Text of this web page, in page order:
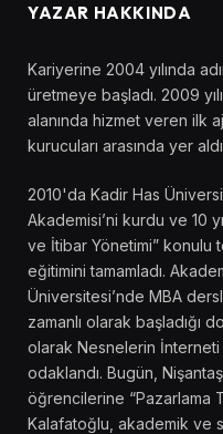
YAZAR HAKKINDA
Kariyerine 2004 yılında
üretmeye başladı. 2009
alanında hizmet veren ilk
kurucuları arasında yer
2010'da Kadir Has
Akademisi’ni kurdu ve 10
ve İtibar Yönetimi” konulu
eğitimini tamamladı.
Üniversitesi’nde MBA
zamanlı olarak başladığı
olarak Nesnelerin İnterneti
odaklandı. Bugün,
öğrencilerine “Pazarlama
Kalafatoğlu, akademik ve